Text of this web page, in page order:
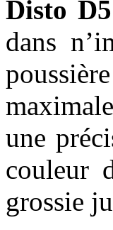
Disto
dans
une
couleur
grossie